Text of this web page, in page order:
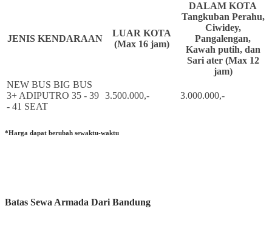
JENIS KENDARAAN
LUAR KOTA
(Max 16 jam)
DALAM KOTA
Tangkuban Perahu,
Ciwidey,
Pangalengan,
Kawah putih, dan
Sari ater (Max 12
jam)
NEW BUS BIG BUS
3+ ADIPUTRO 35 - 39
- 41 SEAT
3.500.000,- 3.000.000,-
*Harga dapat berubah sewaktu-waktu
Batas Sewa Armada Dari Bandung